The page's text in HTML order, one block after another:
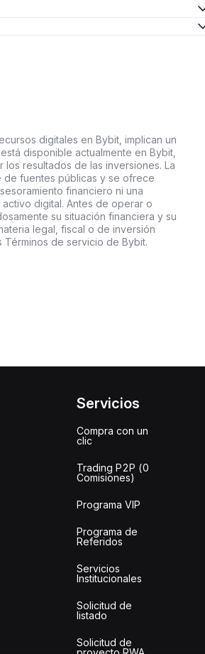
digitales en Bybit, implican un
disponible actualmente en Bybit,
resultados de las inversiones. La
fuentes públicas y se ofrece
financiero ni una
digital. Antes de operar o
su situación financiera y su
legal, fiscal o de inversión
Términos de servicio de Bybit.
Servicios
Compra con un
clic
Trading P2P (0
Comisiones)
Programa VIP
Programa de
Referidos
Servicios
Institucionales
Solicitud de
listado
Solicitud de